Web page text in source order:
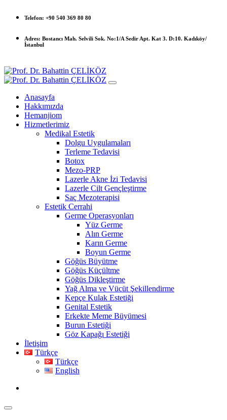
Telefon: +90 540 369 80 80
Adres: Bostancı Mah. Selvili Sok. No:1/A Sedir Apt. Kat 3. D:10. Kadıköy/
İstanbul
Anasayfa
Hakkımızda
Hemanjiom
Hizmetlerimiz
Medikal Estetik
Dolgu Uygulamaları
Terleme Tedavisi
Botox
Mezo-PRP
Lazerle Akne İzi Tedavisi
Lazerle Cilt Gençleştirme
Saç Mezoterapisi
Estetik Cerrahi
Germe Operasyonları
Yüz Germe
Alın Germe
Karın Germe
Boyun Germe
Göğüs Büyütme
Göğüs Küçültme
Göğüs Dikleştirme
Yağ Alma ve Vücüt Şekillendirme
Kepçe Kulak Estetiği
Genital Estetik
Erkekte Meme Büyümesi
Burun Estetiği
Göz Kapağı Estetiği
İletişim
Türkçe
Türkçe
English